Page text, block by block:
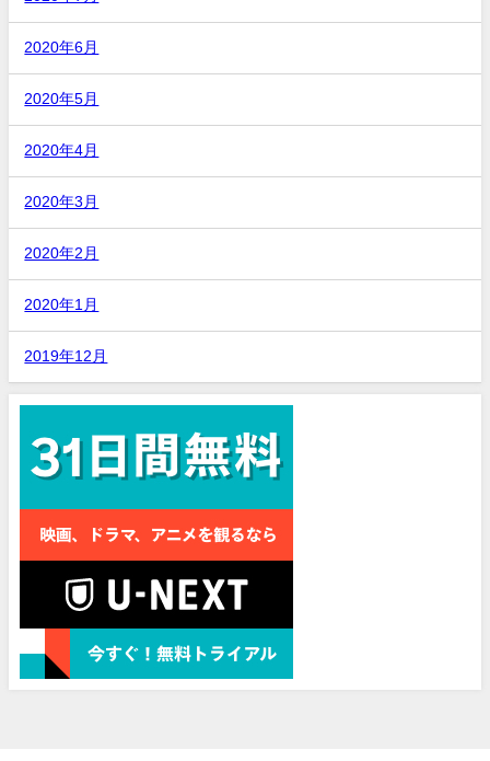
2020年6月
2020年5月
2020年4月
2020年3月
2020年2月
2020年1月
2019年12月